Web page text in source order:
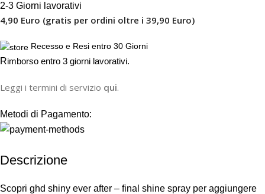
2-3 Giorni lavorativi
4,90 Euro (gratis per ordini oltre i 39,90 Euro)
Recesso e Resi entro 30 Giorni
Rimborso entro 3 giorni lavorativi.
Leggi i termini di servizio qui.
Metodi di Pagamento:
Descrizione
Scopri ghd shiny ever after – final shine spray per aggiungere